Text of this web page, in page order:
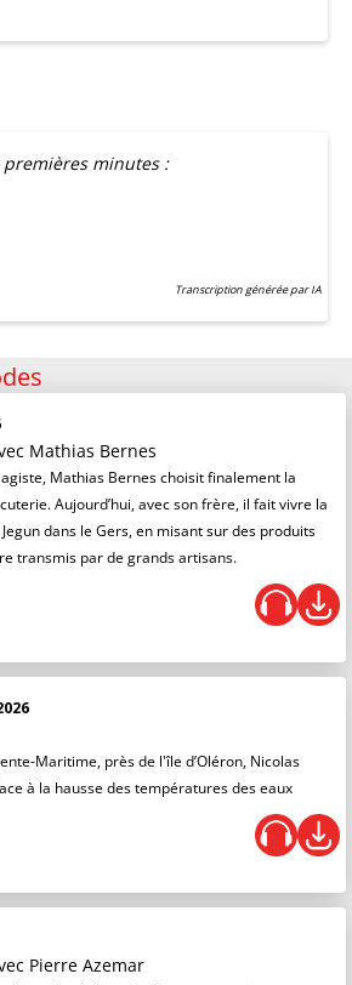
minutes :
Transcription générée par IA
Mathias Bernes
Mathias Bernes choisit finalement la
Aujourd’hui, avec son frère, il fait vivre la
dans le Gers, en misant sur des produits
transmis par de grands artisans.
Maritime, près de l'île d’Oléron, Nicolas
à la hausse des températures des eaux
Pierre Azemar